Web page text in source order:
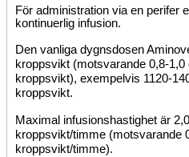
För administration via en perifer
kontinuerlig infusion.
Den vanliga dygnsdosen
kroppsvikt (motsvarande 0,8-
kroppsvikt), exempelvis 1120-
kroppsvikt.
Maximal infusionshastighet är
kroppsvikt/timme (motsvarande
kroppsvikt/timme).